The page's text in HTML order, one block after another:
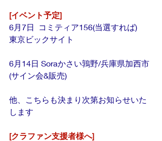
[イベント予定]
6月7日  コミティア156(当選すれば)
東京ビックサイト
6月14日 Soraかさい鶉野/兵庫県加西市
(サイン会&販売)
他、こちらも決まり次第お知らせいた
します
[クラファン支援者様へ]